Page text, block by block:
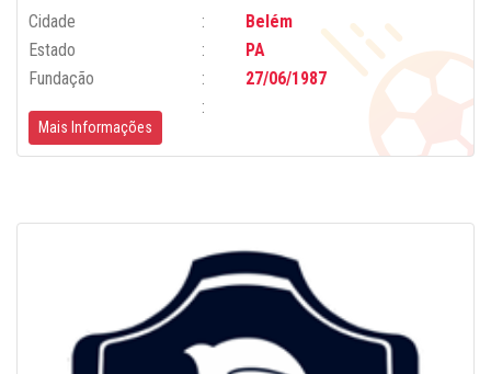
Cidade
Belém
Estado
PA
Fundação
27/06/1987
Mais Informações